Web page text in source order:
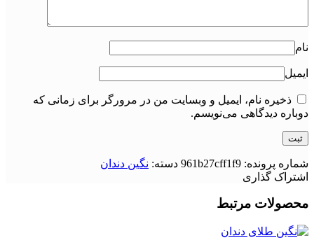
نام
ایمیل
ذخیره نام، ایمیل و وبسایت من در مرورگر برای زمانی که
دوباره دیدگاهی می‌نویسم.
شماره پرونده: 961b27cff1f9 دسته: نگین دندان
اشتراک گذاری
محصولات مرتبط